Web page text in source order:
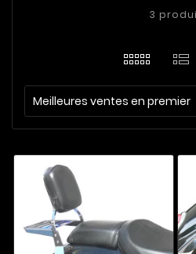
3
Meilleures ventes en premier